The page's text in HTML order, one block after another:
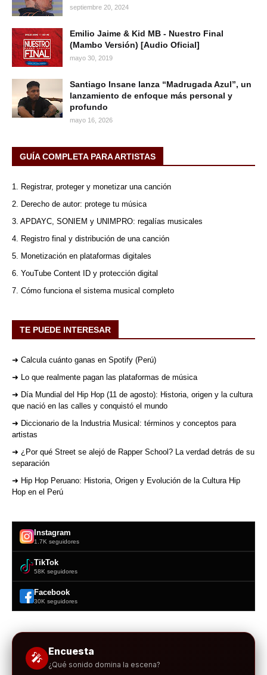
septiembre 20, 2024
Emilio Jaime & Kid MB - Nuestro Final
(Mambo Versión) [Audio Oficial]
mayo 30, 2019
Santiago Insane lanza “Madrugada Azul”, un
lanzamiento de enfoque más personal y
profundo
mayo 16, 2026
GUÍA COMPLETA PARA ARTISTAS
1. Registrar, proteger y monetizar una canción
2. Derecho de autor: protege tu música
3. APDAYC, SONIEM y UNIMPRO: regalías musicales
4. Registro final y distribución de una canción
5. Monetización en plataformas digitales
6. YouTube Content ID y protección digital
7. Cómo funciona el sistema musical completo
TE PUEDE INTERESAR
➜ Calcula cuánto ganas en Spotify (Perú)
➜ Lo que realmente pagan las plataformas de música
➜ Día Mundial del Hip Hop (11 de agosto): Historia, origen y la cultura
que nació en las calles y conquistó el mundo
➜ Diccionario de la Industria Musical: términos y conceptos para
artistas
➜ ¿Por qué Street se alejó de Rapper School? La verdad detrás de su
separación
➜ Hip Hop Peruano: Historia, Origen y Evolución de la Cultura Hip
Hop en el Perú
Instagram
1.7K seguidores
TikTok
58K seguidores
Facebook
30K seguidores
🎤 Encuesta
¿Qué sonido domina la escena?